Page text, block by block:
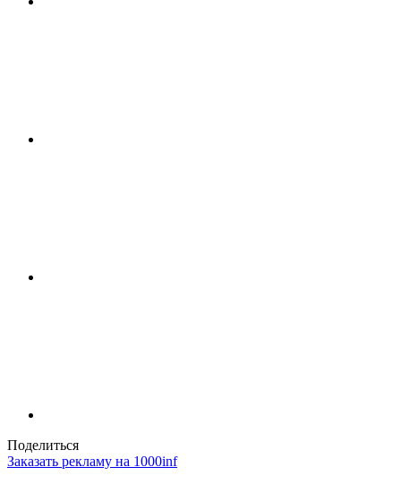
Поделиться
Заказать рекламу на 1000inf